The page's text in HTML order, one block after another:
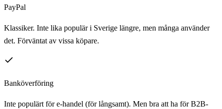
PayPal
Klassiker. Inte lika populär i Sverige längre, men många använder
det. Förväntat av vissa köpare.
Banköverföring
Inte populärt för e-handel (för långsamt). Men bra att ha för B2B-